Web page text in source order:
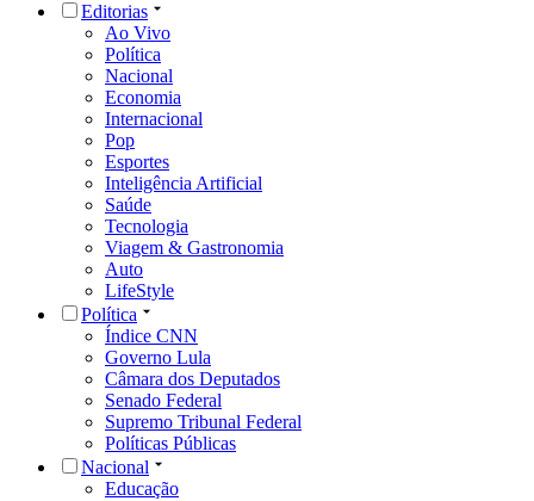
Editorias
Ao Vivo
Política
Nacional
Economia
Internacional
Pop
Esportes
Inteligência Artificial
Saúde
Tecnologia
Viagem & Gastronomia
Auto
LifeStyle
Política
Índice CNN
Governo Lula
Câmara dos Deputados
Senado Federal
Supremo Tribunal Federal
Políticas Públicas
Nacional
Educação